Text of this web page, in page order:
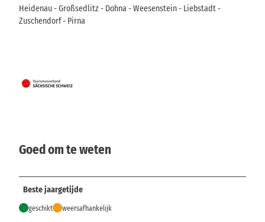
Heidenau - Großsedlitz - Dohna - Weesenstein - Liebstadt -
Zuschendorf - Pirna
Goed om te weten
Beste jaargetijde
geschikt weersafhankelijk